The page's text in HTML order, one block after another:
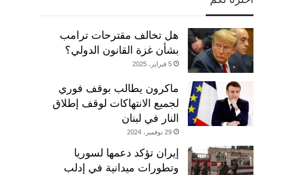
هل تخالف مقترحات ترامب
بشأن غزة القانون الدولي؟
5 فبراير، 2025
ماكرون يطالب بوقف فوري
لجميع الانتهاكات لوقف إطلاق
النار في لبنان
29 نوفمبر، 2024
إيران تؤكد دعمها لسوريا
وتطورات ميدانية في إدلب